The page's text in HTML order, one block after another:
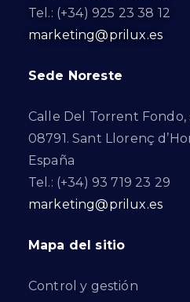
Tel.: (+34) 925 23 38 12
marketing@prilux.es
Sede Noreste
Calle Del Torrent Fondo,
08791. Sant Llorenç
España
Tel.: (+34) 93 719 23 29
marketing@prilux.es
Mapa del sitio
Control y gestión